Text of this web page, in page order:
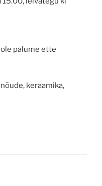
palume ette
keraamika,